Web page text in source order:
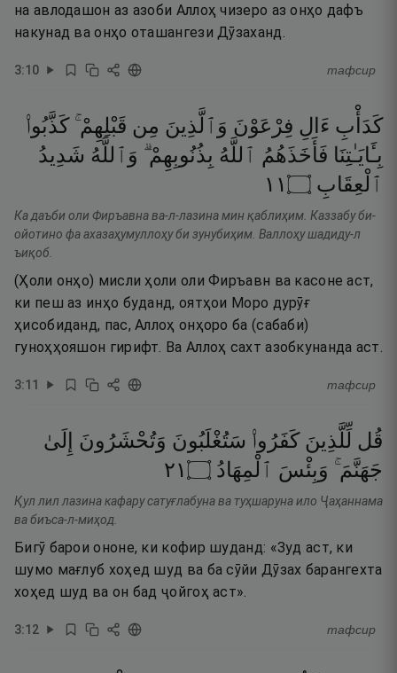
на авлодашон аз азоби Аллоҳ чизеро аз онҳо дафъ
накунад ва онҳо оташангези Дӯзаханд.
3:10 тафсир
كَدَأْبِ ءَالِ فِرْعَوْنَ وَٱلَّذِينَ مِن قَبْلِهِمْ ۚ كَذَّبُوا۟
بِـَٔايَـٰتِنَا فَأَخَذَهُمُ ٱللَّهُ بِذُنُوبِهِمْ ۗ وَٱللَّهُ شَدِيدُ
ٱلْعِقَابِ ۝١١
Ка даъби оли Фиръавна ва-л-лазина мин қаблиҳим. Каззабу би-
ойотино фа ахазаҳумуллоҳу би зунубиҳим. Валлоҳу шадиду-л
ъиқоб.
(Ҳоли онҳо) мисли ҳоли оли Фиръавн ва касоне аст,
ки пеш аз инҳо буданд, оятҳои Моро дурӯғ
ҳисобиданд, пас, Аллоҳ онҳоро ба (сабаби)
гуноҳҳояшон гирифт. Ва Аллоҳ сахт азобкунанда аст.
3:11 тафсир
قُل لِّلَّذِينَ كَفَرُوا۟ سَتُغْلَبُونَ وَتُحْشَرُونَ
إِلَىٰ
جَهَنَّمَ ۚ وَبِئْسَ ٱلْمِهَادُ ۝١٢
Қул лил лазина кафару сатуғлабуна ва туҳшаруна ило Ҷаҳаннама
ва биъса-л-миҳод.
Бигӯ барои ононе, ки кофир шуданд: «Зуд аст, ки
шумо мағлуб хоҳед шуд ва ба сӯйи Дӯзах барангехта
хоҳед шуд ва он бад ҷойгоҳ аст».
3:12 тафсир